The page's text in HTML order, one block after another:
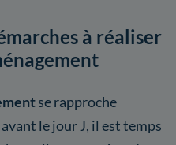
à réaliser
se rapproche
avant le jour J, il est temps